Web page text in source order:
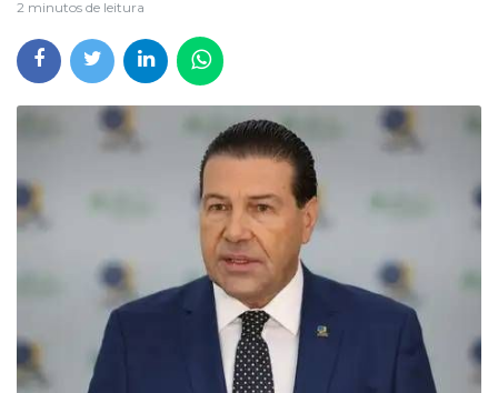
2 minutos de leitura